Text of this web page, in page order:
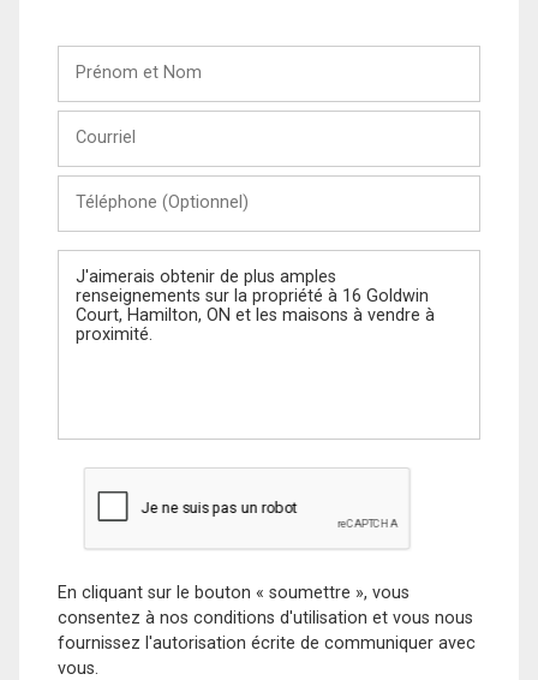
Nom
(Optionnel)
Message
En cliquant sur le bouton « soumettre », vous
consentez à nos conditions d'utilisation et vous nous
fournissez l'autorisation écrite de communiquer avec
vous.